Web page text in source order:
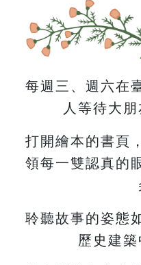
每週三、週六在
人等待大
打開繪本的書頁
領每一雙認真的
聆聽故事的姿態
歷史建築